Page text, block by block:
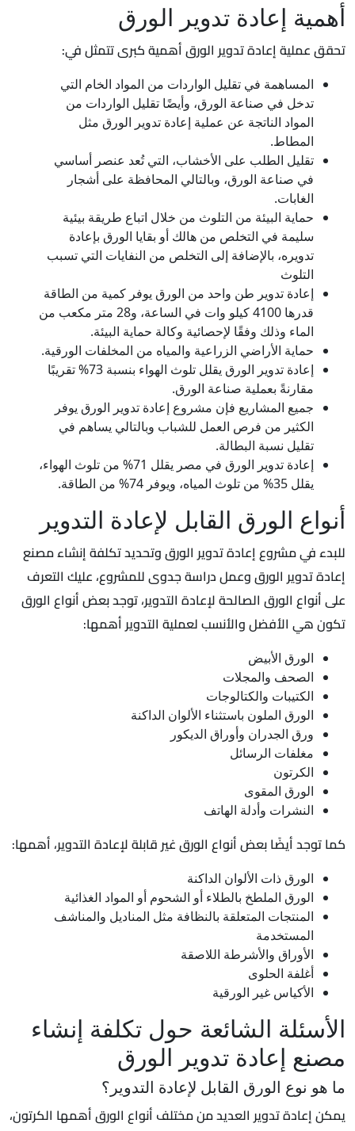
أهمية إعادة تدوير الورق
تحقق عملية إعادة تدوير الورق أهمية كبرى تتمثل في:
المساهمة في تقليل الواردات من المواد الخام التي
تدخل في صناعة الورق، وأيضًا تقليل الواردات من
المواد الناتجة عن عملية إعادة تدوير الورق مثل
المطاط.
تقليل الطلب على الأخشاب، التي تُعد عنصر أساسي
في صناعة الورق، وبالتالي المحافظة على أشجار
الغابات.
حماية البيئة من التلوث من خلال اتباع طريقة بيئية
سليمة في التخلص من هالك أو بقايا الورق بإعادة
تدويره، بالإضافة إلى التخلص من النفايات التي تسبب
التلوث
إعادة تدوير طن واحد من الورق يوفر كمية من الطاقة
قدرها 4100 كيلو وات في الساعة، و28 متر مكعب من
الماء وذلك وفقًا لإحصائية وكالة حماية البيئة.
حماية الأراضي الزراعية والمياه من المخلفات الورقية.
إعادة تدوير الورق يقلل تلوث الهواء بنسبة 73% تقريبًا
مقارنةً بعملية صناعة الورق.
جميع المشاريع فإن مشروع إعادة تدوير الورق يوفر
الكثير من فرص العمل للشباب وبالتالي يساهم في
تقليل نسبة البطالة.
إعادة تدوير الورق في مصر يقلل 71% من تلوث الهواء،
يقلل 35% من تلوث المياه، ويوفر 74% من الطاقة.
أنواع الورق القابل لإعادة التدوير
للبدء في مشروع إعادة تدوير الورق وتحديد تكلفة إنشاء مصنع
إعادة تدوير الورق وعمل دراسة جدوى للمشروع، عليك التعرف
على أنواع الورق الصالحة لإعادة التدوير، توجد بعض أنواع الورق
تكون هي الأفضل والأنسب لعملية التدوير أهمها:
الورق الأبيض
الصحف والمجلات
الكتيبات والكتالوجات
الورق الملون باستثناء الألوان الداكنة
ورق الجدران وأوراق الديكور
مغلفات الرسائل
الكرتون
الورق المقوى
النشرات وأدلة الهاتف
كما توجد أيضًا بعض أنواع الورق غير قابلة لإعادة التدوير، أهمها:
الورق ذات الألوان الداكنة
الورق الملطخ بالطلاء أو الشحوم أو المواد الغذائية
المنتجات المتعلقة بالنظافة مثل المناديل والمناشف
المستخدمة
الأوراق والأشرطة اللاصقة
أغلفة الحلوى
الأكياس غير الورقية
الأسئلة الشائعة حول تكلفة إنشاء
مصنع إعادة تدوير الورق
ما هو نوع الورق القابل لإعادة التدوير؟
يمكن إعادة تدوير العديد من مختلف أنواع الورق أهمها الكرتون،